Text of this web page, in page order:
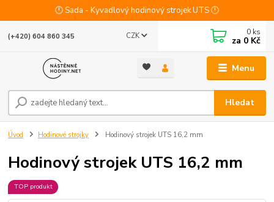
🕛 Sada - Kyvadlový hodinový strojek UTS 🕛
Menu
CZK
Hledat
(+420) 604 860 345 0 ks
za 0 Kč
Úvod Hodinové strojky Hodinový strojek UTS 16,2 mm
Hodinový strojek UTS 16,2 mm
TOP produkt